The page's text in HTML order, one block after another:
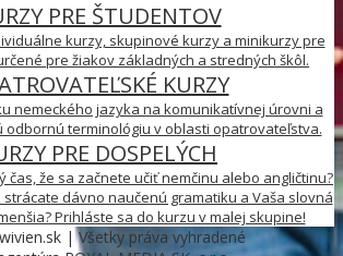
PRE ŠTUDENTOV
kurzy, skupinové kurzy a minikurzy pre
pre žiakov základných a stredných škôl.
KURZY
nemeckého jazyka na komunikatívnej úrovni a
odbornú terminológiu v oblasti opatrovateľstva.
PRE DOSPELÝCH
čas, že sa začnete učiť nemčinu alebo angličtinu?
strácate dávno naučenú gramatiku a Vaša slovná
Prihláste sa do kurzu v malej skupine!
| Všetky práva vyhradené